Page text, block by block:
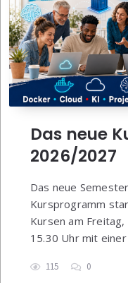
Das neue
2026/2027
Das neue
Kursprogramm
Kursen am
15.30 Uhr mit
115 0